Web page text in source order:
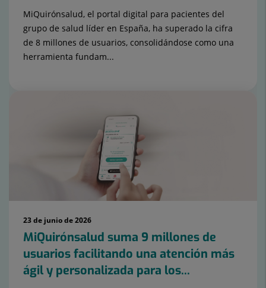
MiQuirónsalud, el portal digital para pacientes del
grupo de salud líder en España, ha superado la cifra
de 8 millones de usuarios, consolidándose como una
herramienta fundam...
23 de junio de 2026
MiQuirónsalud suma 9 millones de
usuarios facilitando una atención más
ágil y personalizada para los...